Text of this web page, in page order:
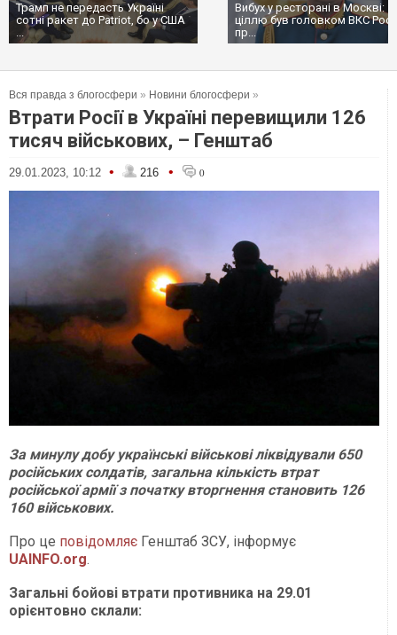
Трамп не передасть Україні
сотні ракет до Patriot, бо у США
...
Вибух у ресторані в Москві:
ціллю був головком ВКС
пр...
Вся правда з блогосфери » Новини блогосфери »
Втрати Росії в Україні перевищили 126
тисяч військових, – Генштаб
29.01.2023, 10:12 • 216 • 0
За минулу добу українські військові ліквідували 650
російських солдатів, загальна кількість втрат
російської армії з початку вторгнення становить 126
160 військових.
Про це повідомляє Генштаб ЗСУ, інформує
UAINFO.org.
Загальні бойові втрати противника на 29.01
орієнтовно склали: